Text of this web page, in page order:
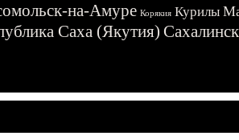
на-Амуре Корякия Курилы
Саха (Якутия)